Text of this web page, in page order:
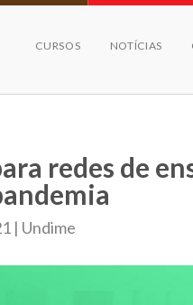
CURSOS NOTÍCIAS
redes de
| Undime